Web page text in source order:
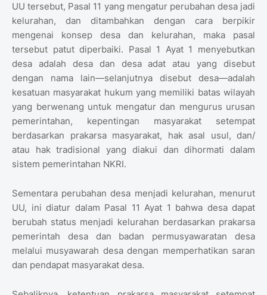
UU tersebut, Pasal 11 yang mengatur perubahan desa jadi
kelurahan, dan ditambahkan dengan cara berpikir
mengenai konsep desa dan kelurahan, maka pasal
tersebut patut diperbaiki. Pasal 1 Ayat 1 menyebutkan
desa adalah desa dan desa adat atau yang disebut
dengan nama lain—selanjutnya disebut desa—adalah
kesatuan masyarakat hukum yang memiliki batas wilayah
yang berwenang untuk mengatur dan mengurus urusan
pemerintahan, kepentingan masyarakat setempat
berdasarkan prakarsa masyarakat, hak asal usul, dan/
atau hak tradisional yang diakui dan dihormati dalam
sistem pemerintahan NKRI.
Sementara perubahan desa menjadi kelurahan, menurut
UU, ini diatur dalam Pasal 11 Ayat 1 bahwa desa dapat
berubah status menjadi kelurahan berdasarkan prakarsa
pemerintah desa dan badan permusyawaratan desa
melalui musyawarah desa dengan memperhatikan saran
dan pendapat masyarakat desa.